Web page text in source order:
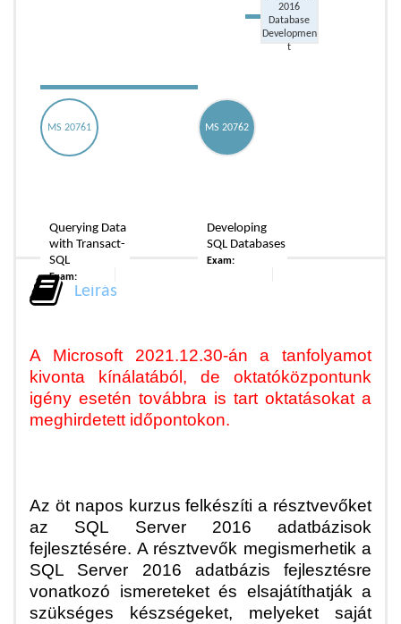
MS 20761
Querying Data
with Transact-
SQL
Exam:
MS 20762
2016
Database
Developmen
t
Developing
SQL Databases
Exam:
Leírás
A Microsoft 2021.12.30-án a tanfolyamot
kivonta kínálatából, de oktatóközpontunk
igény esetén továbbra is tart oktatásokat a
meghirdetett időpontokon.
Az öt napos kurzus felkészíti a résztvevőket
az SQL Server 2016 adatbázisok
fejlesztésére. A résztvevők megismerhetik a
SQL Server 2016 adatbázis fejlesztésre
vonatkozó ismereteket és elsajátíthatják a
szükséges készségeket, melyeket saját